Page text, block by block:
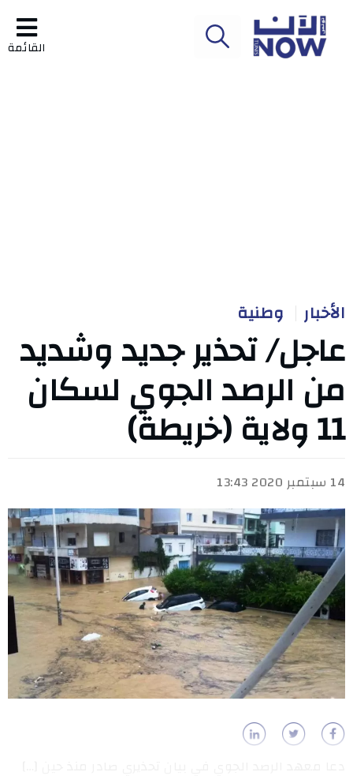
القائمة
الأخبار وطنية
عاجل/ تحذير جديد وشديد
من الرصد الجوي لسكان
11 ولاية (خريطة)
14 سبتمبر 2020 13:43